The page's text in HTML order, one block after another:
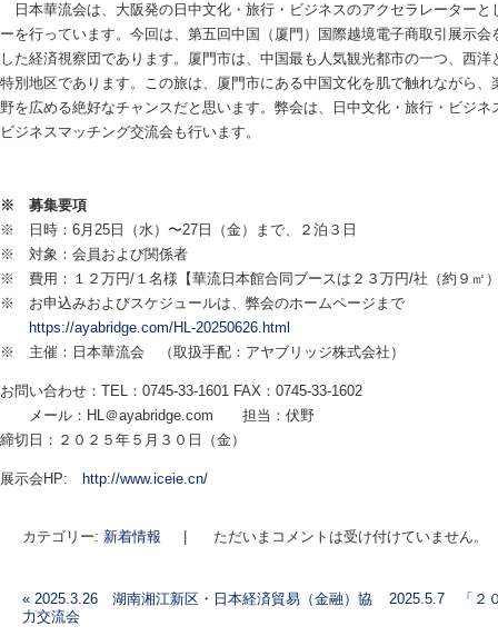
日本華流会は、大阪発の日中文化・旅行・ビジネスのアクセラレーターと
ーを行っています。今回は、第五回中国（厦門）国際越境電子商取引展示
した経済視察団であります。厦門市は、中国最も人気観光都市の一つ、西
特別地区であります。この旅は、厦門市にある中国文化を肌で触れながら
野を広める絶好なチャンスだと思います。弊会は、日中文化・旅行・ビジ
ビジネスマッチング交流会も行います。
※ 募集要項
※ 日時：6月25日（水）〜27日（金）まで、２泊３日
※ 対象：会員および関係者
※ 費用：１２万円/１名様【華流日本館合同ブースは２３万円/社（約９㎡
※ お申込みおよびスケジュールは、弊会のホームページまで
https://ayabridge.com/HL-20250626.html
※ 主催：日本華流会 （取扱手配：アヤブリッジ株式会社）
お問い合わせ：TEL：0745-33-1601 FAX：0745-33-1602
メール：HL＠ayabridge.com 担当：伏野
締切日：２０２５年５月３０日（金）
展示会HP: http://www.iceie.cn/
カテゴリー: 新着情報 ただいまコメントは受け付けていません。
投稿ナビゲーション
« 2025.3.26 湖南湘江新区・日本経済貿易（金融）協
力交流会
2025.5.7 「２